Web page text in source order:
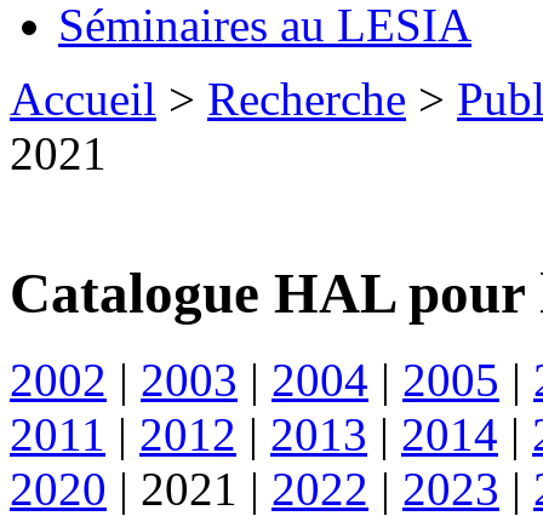
Séminaires au LESIA
Accueil > Recherche >
2021
Catalogue HAL pour
2002 | 2003 | 2004 | 2005 |
2011 | 2012 | 2013 | 2014 |
2020 | 2021 | 2022 | 2023 |